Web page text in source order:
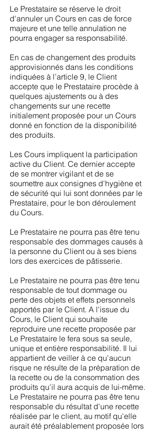
Le Prestataire se réserve le droit
d'annuler un Cours en cas de force
majeure et une telle annulation ne
pourra engager sa responsabilité.
En cas de changement des produits
approvisionnés dans les conditions
indiquées à l’article 9, le Client
accepte que le Prestataire procède à
quelques ajustements ou à des
changements sur une recette
initialement proposée pour un Cours
donné en fonction de la disponibilité
des produits.
Les Cours impliquent la participation
active du Client. Ce dernier accepte
de se montrer vigilant et de se
soumettre aux consignes d'hygiène et
de sécurité qui lui sont données par le
Prestataire, pour le bon déroulement
du Cours.
Le Prestataire ne pourra pas être tenu
responsable des dommages causés à
la personne du Client ou à ses biens
lors des exercices de pâtisserie.
Le Prestataire ne pourra pas être tenu
responsable de tout dommage ou
perte des objets et effets personnels
apportés par le Client. A l'issue du
Cours, le Client qui souhaite
reproduire une recette proposée par
Le Prestataire le fera sous sa seule,
unique et entière responsabilité. Il lui
appartient de veiller à ce qu'aucun
risque ne résulte de la préparation de
la recette ou de la consommation des
produits qu'il aura acquis de lui-même.
Le Prestataire ne pourra pas être tenu
responsable du résultat d'une recette
réalisée par le client, au motif qu'elle
aurait été préalablement proposée lors